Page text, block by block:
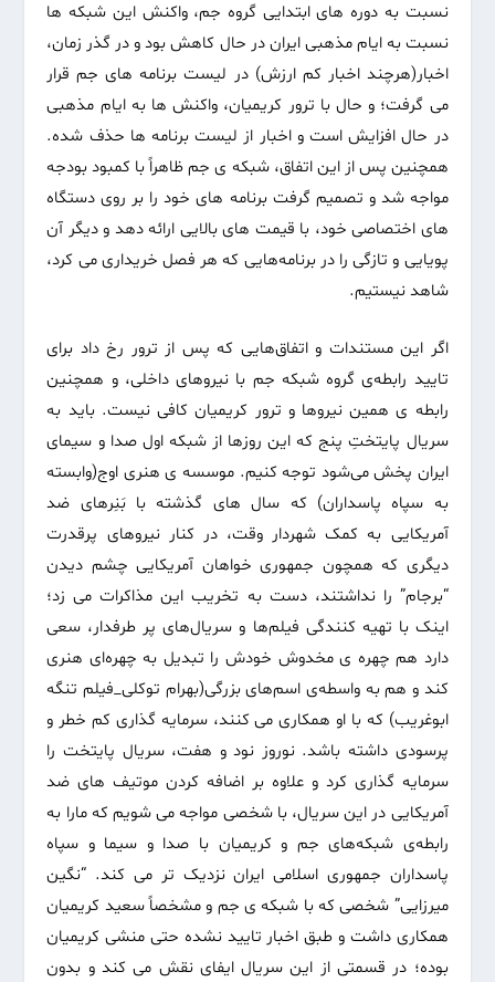
نسبت به دوره های ابتدایی گروه جم، واکنش این شبکه ها
نسبت به ایام مذهبی ایران در حال کاهش بود و در گذر زمان،
اخبار(هرچند اخبار کم ارزش) در لیست برنامه های جم قرار
می گرفت؛ و حال با ترور کریمیان، واکنش ها به ایام مذهبی
در حال افزایش است و اخبار از لیست برنامه ها حذف شده.
همچنین پس از این اتفاق، شبکه ی جم ظاهراً با کمبود بودجه
مواجه شد و تصمیم گرفت برنامه های خود را بر روی دستگاه
های اختصاصی خود، با قیمت های بالایی ارائه دهد و دیگر آن
پویایی و تازگی را در برنامه‌هایی که هر فصل خریداری می کرد،
شاهد نیستیم.
اگر این مستندات و اتفاق‌هایی که پس از ترور رخ داد برای
تایید رابطه‌ی گروه شبکه جم با نیروهای داخلی، و همچنین
رابطه ی همین نیرو‌ها و ترور کریمیان کافی نیست. باید به
سریال پایتختِ پنج که این روز‌ها از شبکه اول صدا و سیمای
ایران پخش می‌شود توجه کنیم. موسسه ی هنری اوج(وابسته
به سپاه پاسداران) که سال های گذشته با بَنِر‌های ضد
آمریکایی به کمک شهردار وقت، در کنار نیرو‌های پرقدرت
دیگری که همچون جمهوری خواهان آمریکایی چشم دیدن
“برجام” را نداشتند، دست به تخریب این مذاکرات می زد؛
اینک با تهیه کنندگی فیلم‌ها و سریال‌های پر طرفدار، سعی
دارد هم چهره ی مخدوش خودش را تبدیل به چهره‌ای هنری
کند و هم به واسطه‌ی اسم‌های بزرگی(بهرام توکلی_فیلم تنگه
ابوغریب) که با او همکاری می کنند، سرمایه گذاری کم خطر و
پرسودی داشته باشد. نوروز نود و هفت، سریال پایتخت را
سرمایه گذاری کرد و علاوه بر اضافه کردن موتیف های ضد
آمریکایی در این سریال، با شخصی مواجه می شویم که مارا به
رابطه‌ی شبکه‌های جم و کریمیان با صدا و سیما و سپاه
پاسداران جمهوری اسلامی ایران نزدیک تر می کند. “نگین
میرزایی” شخصی که با شبکه ی جم و مشخصاً سعید کریمیان
همکاری داشت و طبق اخبار تایید نشده حتی منشی کریمیان
بوده؛ در قسمتی از این سریال ایفای نقش می کند و بدون